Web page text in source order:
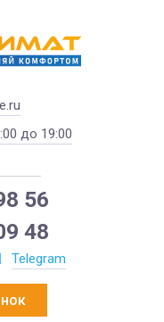
до 19:00
56
48
Telegram